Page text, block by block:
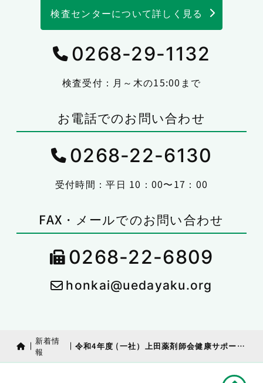
検査センターについて詳しく見る
0268-29-1132
検査受付：月～木の15:00まで
お電話でのお問い合わせ
0268-22-6130
受付時間：平日 10：00〜17：00
FAX・メールでのお問い合わせ
0268-22-6809
honkai@uedayaku.org
新着情
報
令和4年度 (一社）上田薬剤師会健康サポート薬局研修 新規・更新研修受講者募集について(追加）